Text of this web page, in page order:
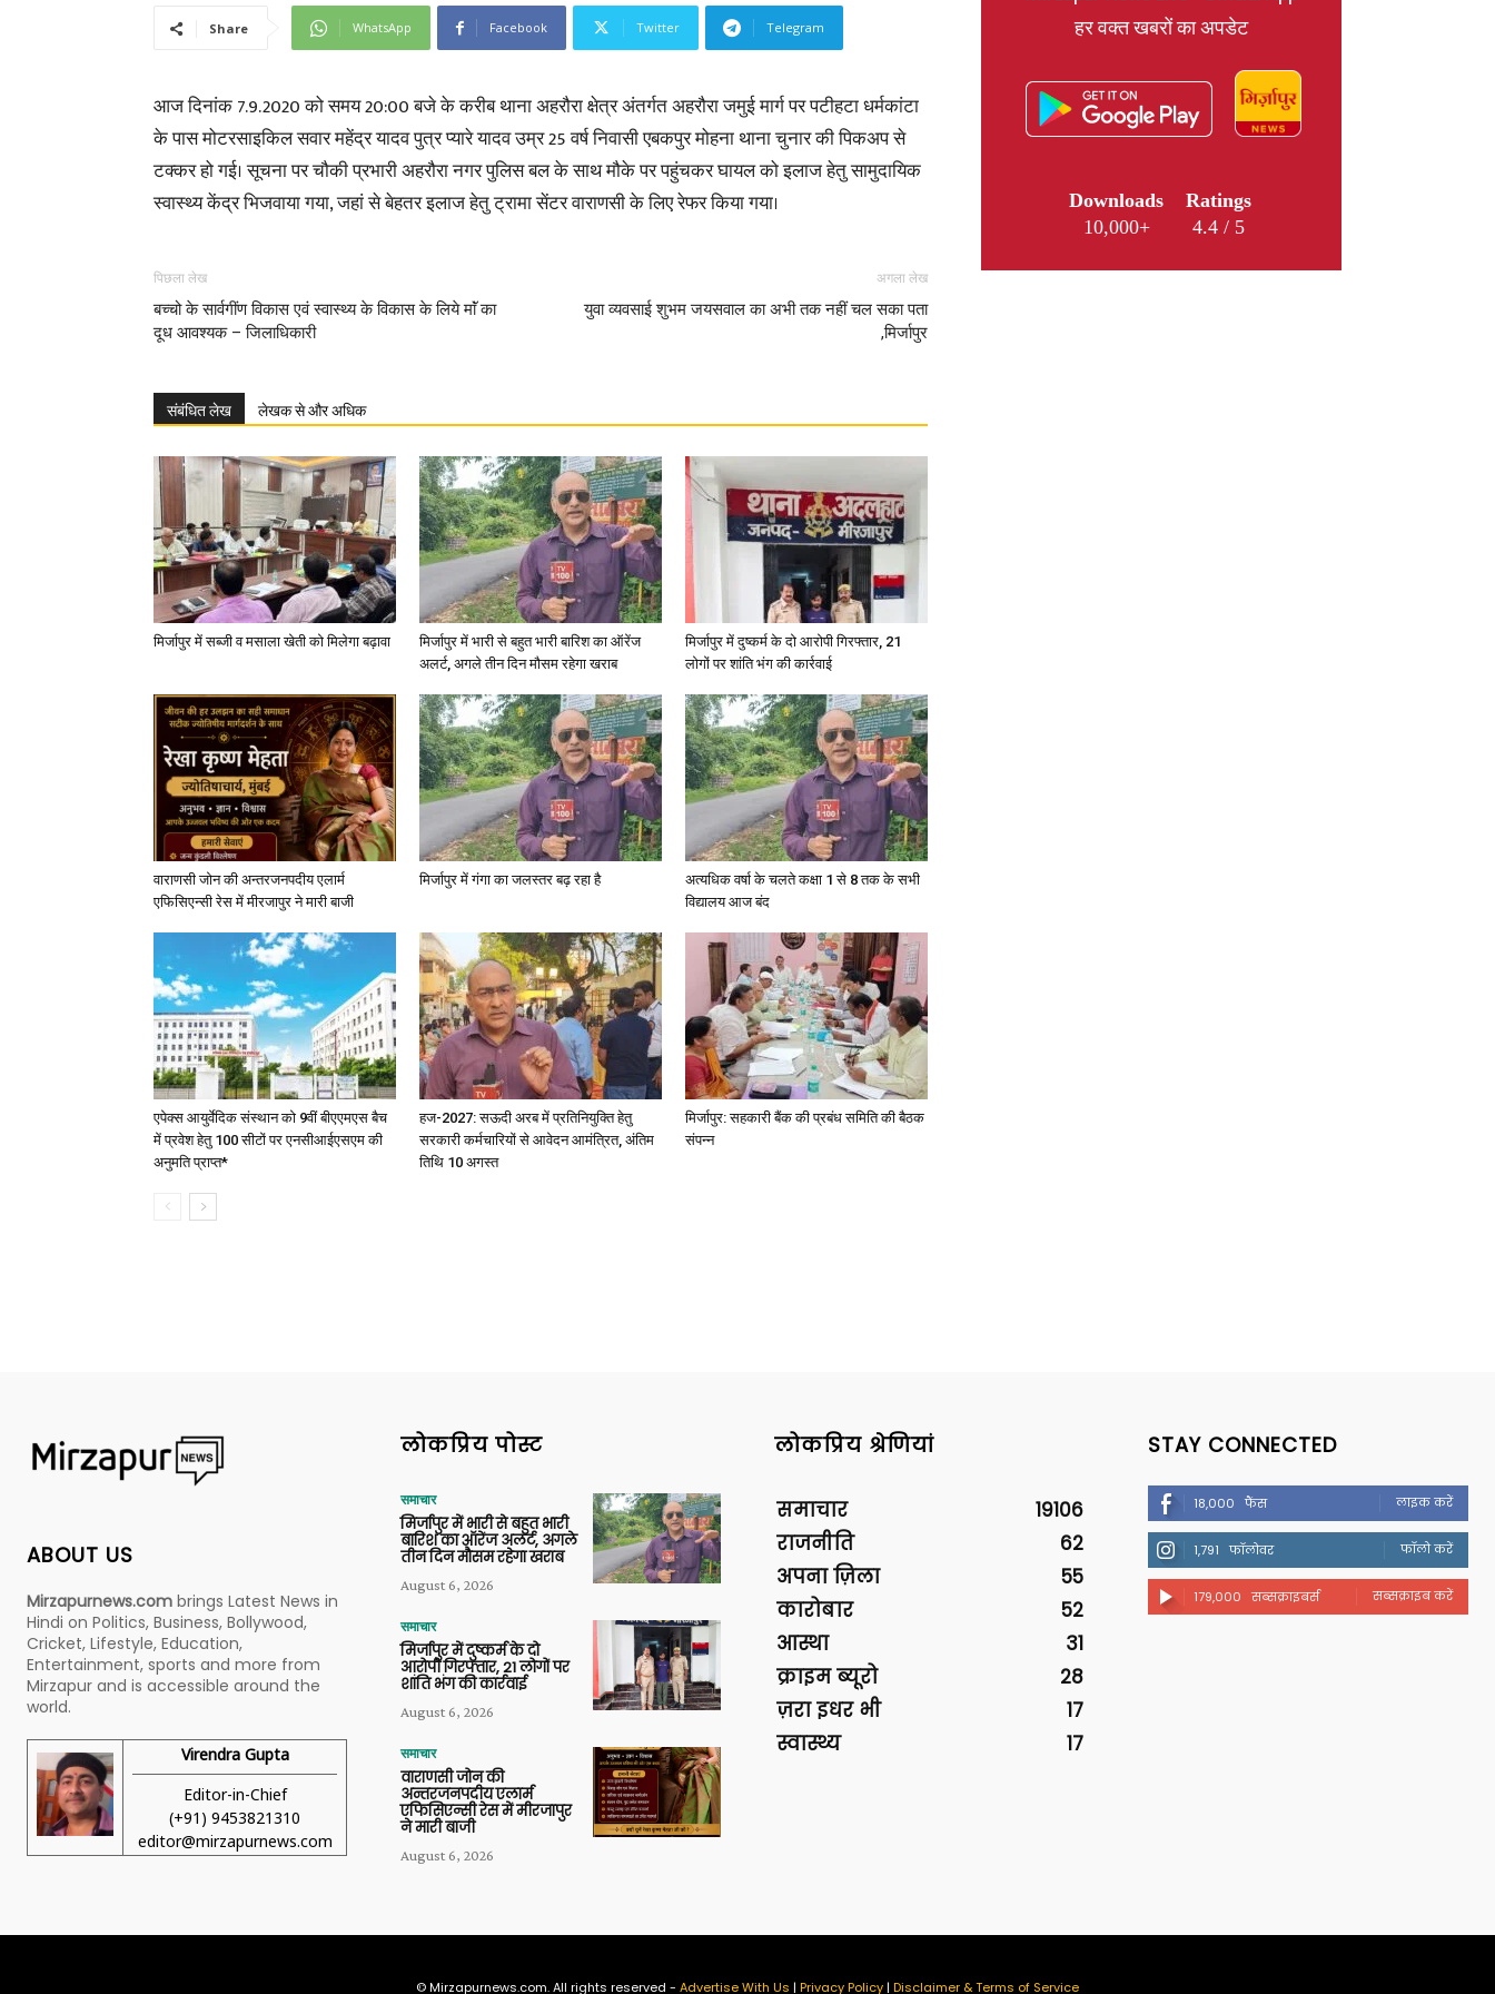
News,
in
Hindi,
Today
Hindi
Share WhatsApp Facebook Twitter Telegram
आज दिनांक 7.9.2020 को समय 20:00 बजे के करीब थाना अहरौरा क्षेत्र अंतर्गत अहरौरा जमुई मार्ग पर पटीहटा धर्मकांटा
के पास मोटरसाइकिल सवार महेंद्र यादव पुत्र प्यारे यादव उम्र 25 वर्ष निवासी एबकपुर मोहना थाना चुनार की पिकअप से
टक्कर हो गई। सूचना पर चौकी प्रभारी अहरौरा नगर पुलिस बल के साथ मौके पर पहुंचकर घायल को इलाज हेतु सामुदायिक
स्वास्थ्य केंद्र भिजवाया गया, जहां से बेहतर इलाज हेतु ट्रामा सेंटर वाराणसी के लिए रेफर किया गया।
पिछला लेख
बच्चो के सार्वगींण विकास एवं स्वास्थ्य के विकास के लिये माॅं का
दूध आवश्यक – जिलाधिकारी
अगला लेख
युवा व्यवसाई शुभम जयसवाल का अभी तक नहीं चल सका पता
,मिर्जापुर
संबंधित लेख लेखक से और अधिक
मिर्जापुर में सब्जी व मसाला खेती को मिलेगा बढ़ावा
मिर्जापुर में भारी से बहुत भारी बारिश का ऑरेंज
अलर्ट, अगले तीन दिन मौसम रहेगा खराब
मिर्जापुर में दुष्कर्म के दो आरोपी गिरफ्तार, 21
लोगों पर शांति भंग की कार्रवाई
वाराणसी जोन की अन्तरजनपदीय एलार्म
एफिसिएन्सी रेस में मीरजापुर ने मारी बाजी
मिर्जापुर में गंगा का जलस्तर बढ़ रहा है
अत्यधिक वर्षा के चलते कक्षा 1 से 8 तक के सभी
विद्यालय आज बंद
एपेक्स आयुर्वेदिक संस्थान को 9वीं बीएएमएस बैच
में प्रवेश हेतु 100 सीटों पर एनसीआईएसएम की
अनुमति प्राप्त*
हज-2027: सऊदी अरब में प्रतिनियुक्ति हेतु
सरकारी कर्मचारियों से आवेदन आमंत्रित, अंतिम
तिथि 10 अगस्त
मिर्जापुर: सहकारी बैंक की प्रबंध समिति की बैठक
संपन्न
हर वक्त खबरों का अपडेट
Downloads
10,000+
Ratings
4.4 / 5
ABOUT US
Mirzapurnews.com brings Latest News in
Hindi on Politics, Business, Bollywood,
Cricket, Lifestyle, Education,
Entertainment, sports and more from
Mirzapur and is accessible around the
world.
Virendra Gupta
Editor-in-Chief
(+91) 9453821310
editor@mirzapurnews.com
लोकप्रिय पोस्ट
समाचार
मिर्जापुर में भारी से बहुत भारी
बारिश का ऑरेंज अलर्ट, अगले
तीन दिन मौसम रहेगा खराब
August 6, 2026
समाचार
मिर्जापुर में दुष्कर्म के दो
आरोपी गिरफ्तार, 21 लोगों पर
शांति भंग की कार्रवाई
August 6, 2026
समाचार
वाराणसी जोन की
अन्तरजनपदीय एलार्म
एफिसिएन्सी रेस में मीरजापुर
ने मारी बाजी
August 6, 2026
लोकप्रिय श्रेणियां
समाचार
19106
राजनीति
62
अपना ज़िला
55
कारोबार
52
आस्था
31
क्राइम ब्यूरो
28
ज़रा इधर भी
17
स्वास्थ्य
17
STAY CONNECTED
18,000 फैंस लाइक करें
1,791 फॉलोवर फॉलो करें
179,000 सब्सक्राइबर्स सब्सक्राइब करें
© Mirzapurnews.com. All rights reserved - Advertise With Us | Privacy Policy| Disclaimer & Terms of Service